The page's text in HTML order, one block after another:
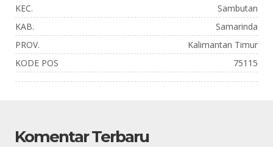
KEC.
Sambutan
KAB.
Samarinda
PROV.
Kalimantan Timur
KODE POS
75115
Komentar Terbaru